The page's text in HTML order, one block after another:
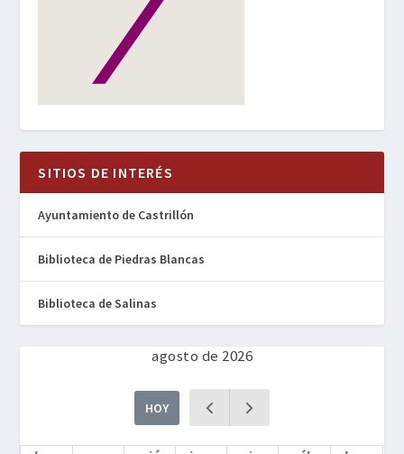
SITIOS DE INTERÉS
Ayuntamiento de Castrillón
Biblioteca de Piedras Blancas
Biblioteca de Salinas
agosto de 2026
HOY